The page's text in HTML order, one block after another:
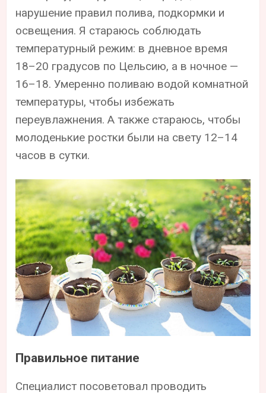
нарушение правил полива, подкормки и
освещения. Я стараюсь соблюдать
температурный режим: в дневное время
18–20 градусов по Цельсию, а в ночное —
16–18. Умеренно поливаю водой комнатной
температуры, чтобы избежать
переувлажнения. А также стараюсь, чтобы
молоденькие ростки были на свету 12–14
часов в сутки.
Правильное питание
Специалист посоветовал проводить